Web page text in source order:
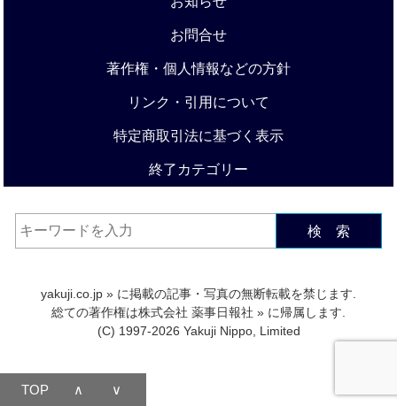
お問合せ
著作権・個人情報などの方針
リンク・引用について
特定商取引法に基づく表示
終了カテゴリー
検 索
yakuji.co.jp » に掲載の記事・写真の無断転載を禁じます.
総ての著作権は株式会社 薬事日報社 » に帰属します.
(C) 1997-2026 Yakuji Nippo, Limited
TOP ∧ ∨